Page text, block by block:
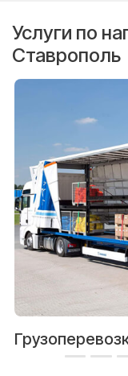
Услуги по
Ставрополь